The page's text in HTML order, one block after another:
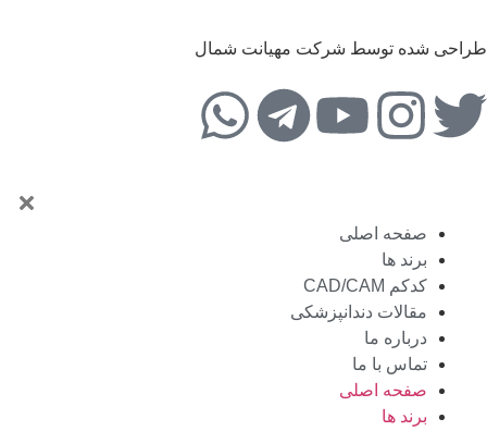
طراحی شده توسط شرکت مهیانت شمال
صفحه اصلی
برند ها
کدکم CAD/CAM
مقالات دندانپزشکی
درباره ما
تماس با ما
صفحه اصلی
برند ها